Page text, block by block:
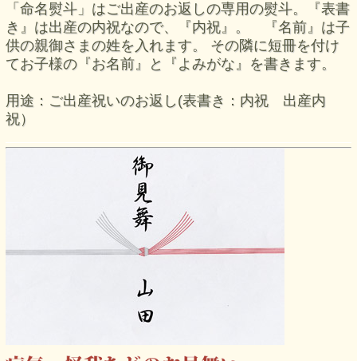
「命名熨斗」はご出産のお返しの専用の熨斗。『表書
き』は出産の内祝なので、『内祝』。 『名前』は子
供の親御さまの姓を入れます。 その隣に短冊を付け
てお子様の『お名前』と『よみがな』を書きます。
用途：ご出産祝いのお返し(表書き：内祝 出産内
祝）